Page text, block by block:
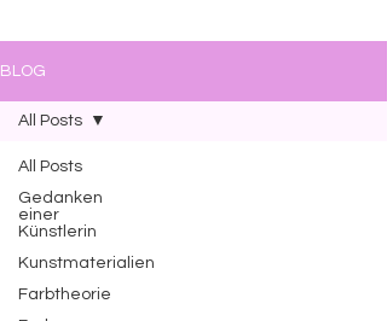
BLOG
All Posts
Gedanken
einer
Künstlerin
Kunstmaterialien
Farbtheorie
All Posts